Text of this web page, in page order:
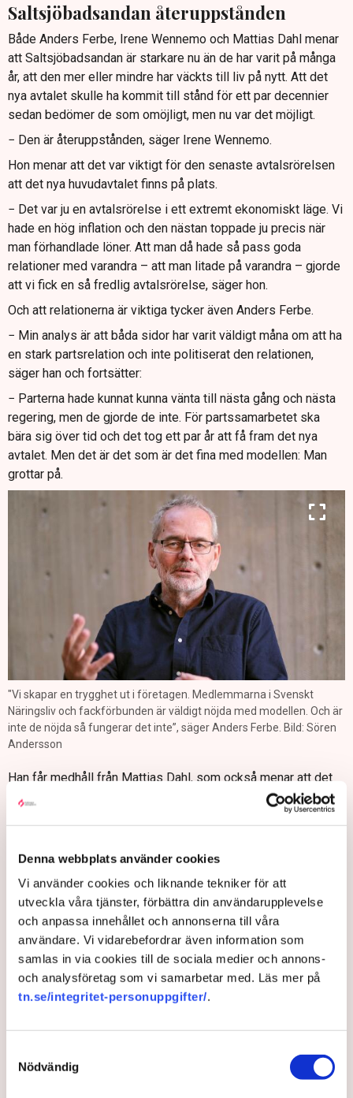
Denna webbplats använder cookies
Vi använder cookies och liknande tekniker för att
utveckla våra tjänster, förbättra din användarupplevelse
och anpassa innehållet och annonserna till våra
användare. Vi vidarebefordrar även information som
samlas in via cookies till de sociala medier och annons-
och analysföretag som vi samarbetar med. Läs mer på
tn.se/integritet-personuppgifter/.
Nödvändig
Saltsjöbadsandan återuppstånden
Både Anders Ferbe, Irene Wennemo och Mattias Dahl menar
att Saltsjöbadsandan är starkare nu än de har varit på många
år, att den mer eller mindre har väckts till liv på nytt. Att det
nya avtalet skulle ha kommit till stånd för ett par decennier
sedan bedömer de som omöjligt, men nu var det möjligt.
− Den är återuppstånden, säger Irene Wennemo.
Hon menar att det var viktigt för den senaste avtalsrörelsen
att det nya huvudavtalet finns på plats.
− Det var ju en avtalsrörelse i ett extremt ekonomiskt läge. Vi
hade en hög inflation och den nästan toppade ju precis när
man förhandlade löner. Att man då hade så pass goda
relationer med varandra – att man litade på varandra – gjorde
att vi fick en så fredlig avtalsrörelse, säger hon.
Och att relationerna är viktiga tycker även Anders Ferbe.
− Min analys är att båda sidor har varit väldigt måna om att ha
en stark partsrelation och inte politiserat den relationen,
säger han och fortsätter:
− Parterna hade kunnat kunna vänta till nästa gång och nästa
regering, men de gjorde de inte. För partssamarbetet ska
bära sig över tid och det tog ett par år att få fram det nya
avtalet. Men det är det som är det fina med modellen: Man
grottar på.
"Vi skapar en trygghet ut i företagen. Medlemmarna i Svenskt
Näringsliv och fackförbunden är väldigt nöjda med modellen. Och är
inte de nöjda så fungerar det inte”, säger Anders Ferbe. Bild: Sören
Andersson
Han får medhåll från Mattias Dahl, som också menar att det
är ett viktigt arv att förvalta.
− Det var ju ett så fast framgångsrikt och starkt system som
regelsystemet och i filosofin och huvudet på folk. Den andan
finns kvar och vi agerar efter den, säger han.
− På pappret är det ju annorlunda eftersom vi har ett helt
annat eget system idag. Vi är med i EU och vi har massa
andra utmaningar än dem som fanns 1938. Men i huvudet så
agerar vi efter den och vill ju hålla fast vid den, säger Mattias
Dahl.
Nutida exempel
samförståndsandan – och inte minst den svenska modellen
– är död så finns det flera exempel i nutid när parterna väckt